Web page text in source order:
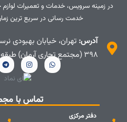
در زمینه سرویس، خدمات و تعمیرات لوازم
خدمت رسانی در سریع ترین
آدرس: تهران، خیابان بهبودی
۳۹۸ (مجتمع تجاری آرمان) طبقه منفی یک واحد ۵
تماس با
دفتر مرکزی